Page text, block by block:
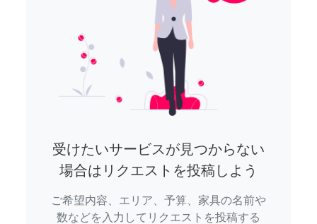
受けたいサービスが見つからない
場合はリクエストを投稿しよう
ご希望内容、エリア、予算、家具の名前や
数などを入力してリクエストを投稿する